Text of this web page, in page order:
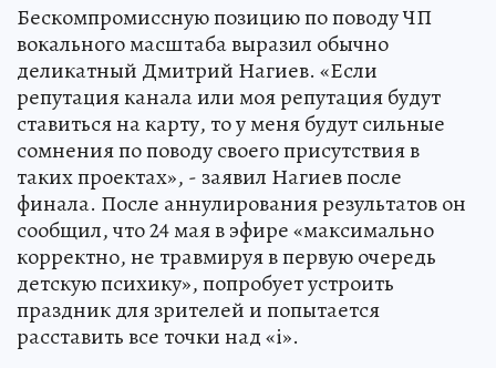
Бескомпромиссную позицию по поводу ЧП
вокального масштаба выразил обычно
деликатный Дмитрий Нагиев. «Если
репутация канала или моя репутация будут
ставиться на карту, то у меня будут сильные
сомнения по поводу своего присутствия в
таких проектах», - заявил Нагиев после
финала. После аннулирования результатов он
сообщил, что 24 мая в эфире «максимально
корректно, не травмируя в первую очередь
детскую психику», попробует устроить
праздник для зрителей и попытается
расставить все точки над «i».